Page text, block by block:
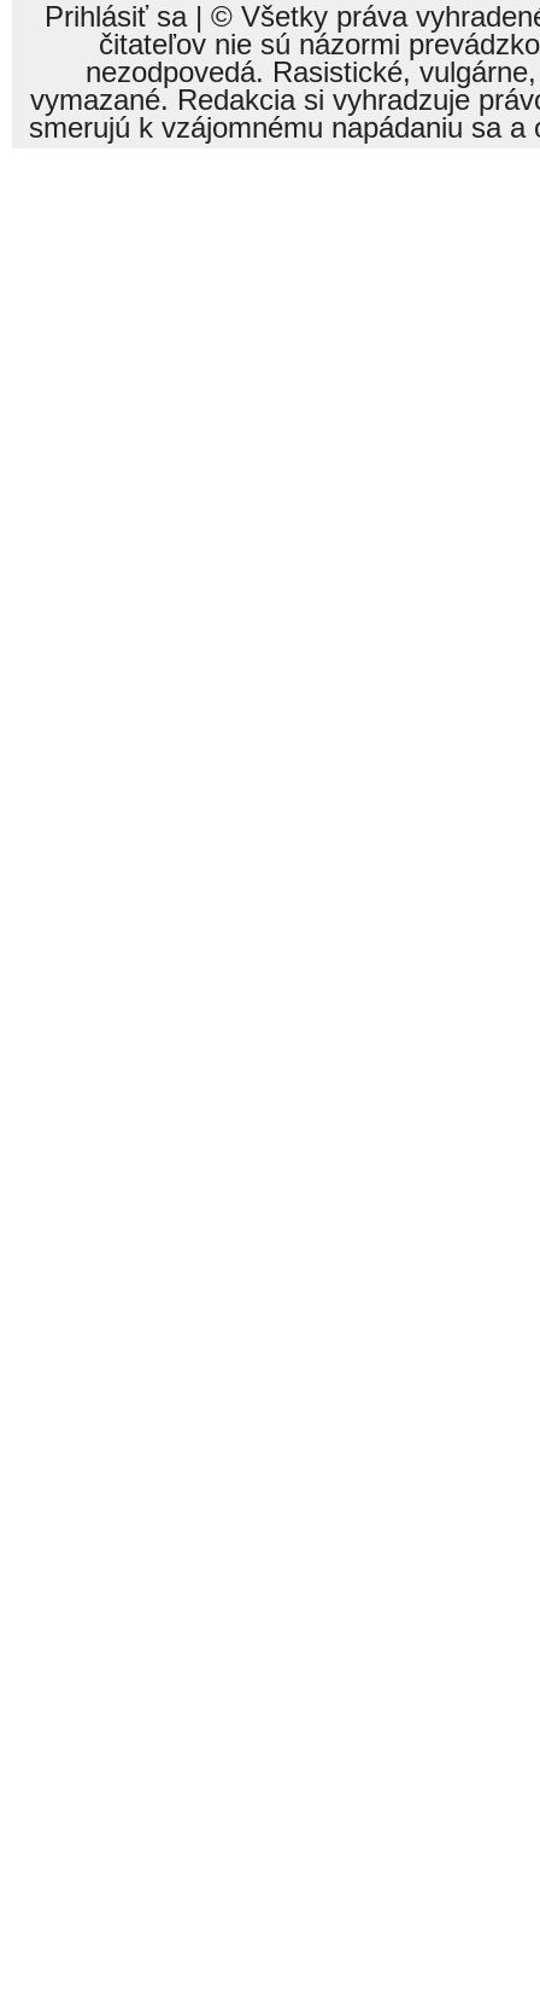
Prihlásiť sa| © Všetky práva
čitateľov nie sú názormi
nezodpovedá. Rasistické,
vymazané. Redakcia si vyhradzuje
smerujú k vzájomnému napádaniu sa